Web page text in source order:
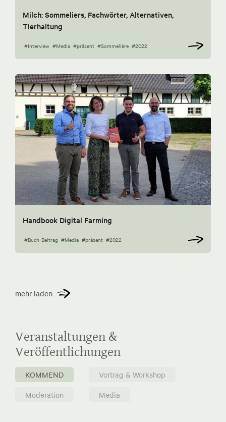
Milch: Sommeliers, Fachwörter, Alternativen,
Tierhaltung
#Interview #Media #präsent #Sommelière #2022
Handbook Digital Farming
#Buch-Beitrag #Media #präsent #2022
mehr laden
Veranstaltungen &
Veröffentlichungen
KOMMEND
Vortrag & Workshop
Moderation
Media